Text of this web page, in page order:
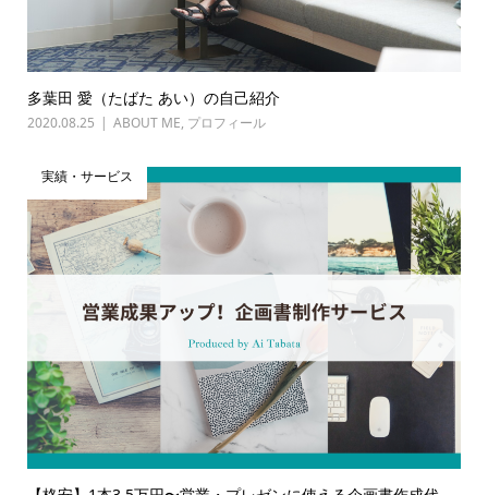
多葉田 愛（たばた あい）の自己紹介
2020.08.25 ABOUT ME, プロフィール
実績・サービス